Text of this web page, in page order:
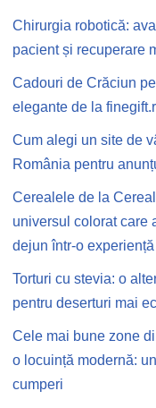
Chirurgia robotică:
pacient și recuperare
Cadouri de Crăciun
elegante de la
Cum alegi un site de
România pentru
Cerealele de la
universul colorat care
dejun într-o experiență
Torturi cu stevia: o
pentru deserturi mai
Cele mai bune zone
o locuință modernă:
cumperi